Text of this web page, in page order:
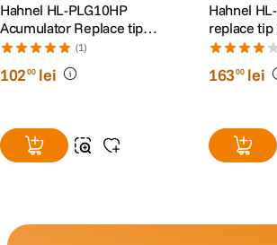
Hahnel HL-PLG10HP
Acumulator Replace tip
Panasonic DMW-BLG10E
1000mAh
(1)
10200 lei
Hahnel
replace tip
16300 lei